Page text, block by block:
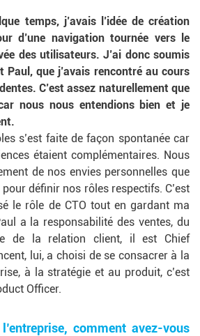
temps, j’avais l’idée de création
d’une navigation tournée vers le
des utilisateurs. J’ai donc soumis
Paul, que j’avais rencontré au cours
C’est assez naturellement que
nous nous entendions bien et je
s’est faite de façon spontanée car
étaient complémentaires. Nous
de nos envies personnelles que
définir nos rôles respectifs. C’est
le rôle de CTO tout en gardant ma
a la responsabilité des ventes, du
de la relation client, il est Chief
lui, a choisi de se consacrer à la
à la stratégie et au produit, c’est
Officer.
comment avez-vous